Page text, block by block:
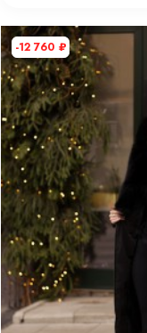
-12 760 ₽